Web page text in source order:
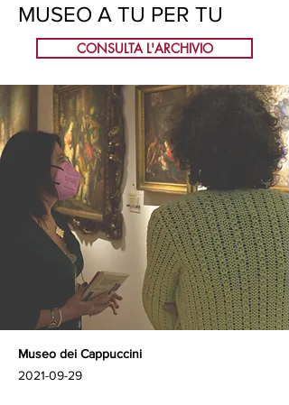
Museo dei Cappuccini
2021-09-29
MUSEO A TU PER TU
CONSULTA L'ARCHIVIO